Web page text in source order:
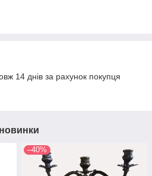
14 днів за рахунок покупця
–40%